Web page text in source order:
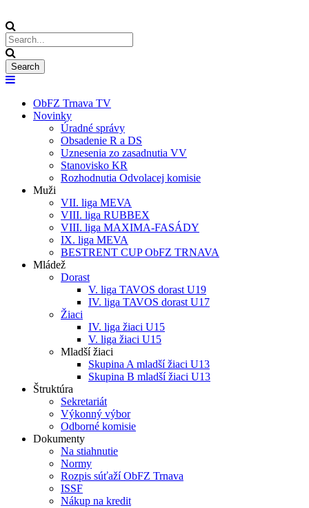
ObFZ Trnava TV
Novinky
Úradné správy
Obsadenie R a DS
Uznesenia zo zasadnutia VV
Stanovisko KR
Rozhodnutia Odvolacej komisie
Muži
VII. liga MEVA
VIII. liga RUBBEX
VIII. liga MAXIMA-FASÁDY
IX. liga MEVA
BESTRENT CUP ObFZ TRNAVA
Mládež
Dorast
V. liga TAVOS dorast U19
IV. liga TAVOS dorast U17
Žiaci
IV. liga žiaci U15
V. liga žiaci U15
Mladší žiaci
Skupina A mladší žiaci U13
Skupina B mladší žiaci U13
Štruktúra
Sekretariát
Výkonný výbor
Odborné komisie
Dokumenty
Na stiahnutie
Normy
Rozpis súťaží ObFZ Trnava
ISSF
Nákup na kredit